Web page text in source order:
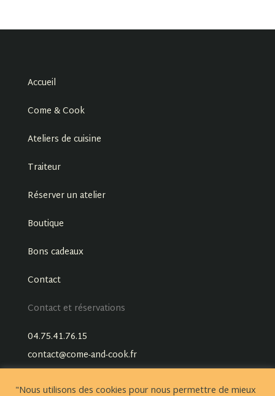
Accueil
Come & Cook
Ateliers de cuisine
Traiteur
Réserver un atelier
Boutique
Bons cadeaux
Contact
Contact et réservations
04.75.41.76.15
contact@come-and-cook.fr
"Nous utilisons des cookies pour nous permettre de mieux